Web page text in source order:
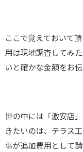
ここで覚えておいて
用は現地調査してみ
いと確かな金額をお
世の中には「激安店
きたいのは、テラス
事が追加費用として